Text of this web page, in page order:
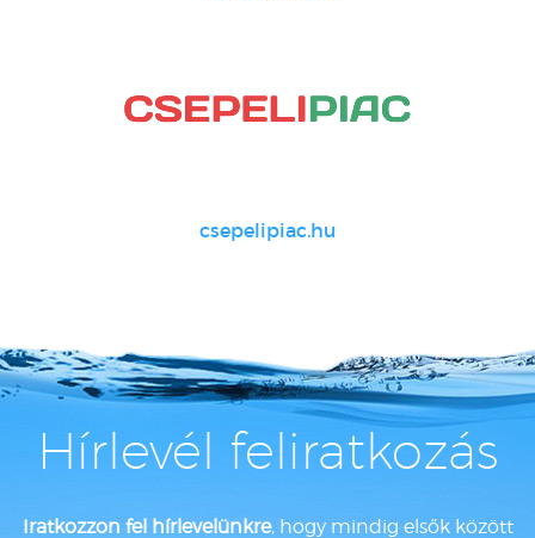
csepelipiac.hu
Hírlevél feliratkozás
Iratkozzon fel hírlevelünkre, hogy mindig elsők között